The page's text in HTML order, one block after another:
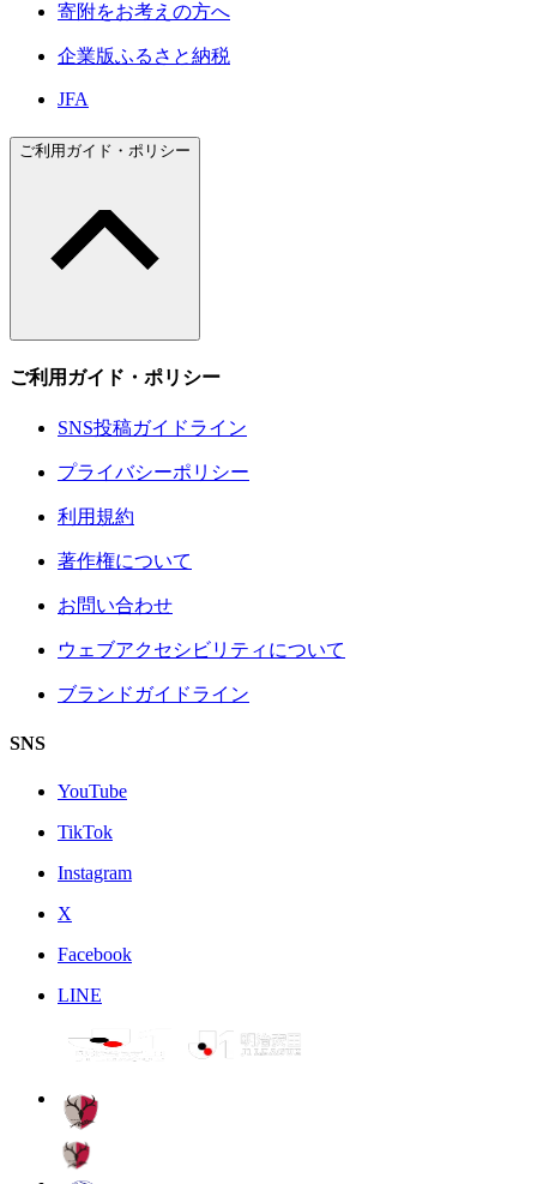
寄附をお考えの方へ
企業版ふるさと納税
JFA
ご利用ガイド・ポリシー
ご利用ガイド・ポリシー
SNS投稿ガイドライン
プライバシーポリシー
利用規約
著作権について
お問い合わせ
ウェブアクセシビリティについて
ブランドガイドライン
SNS
YouTube
TikTok
Instagram
X
Facebook
LINE